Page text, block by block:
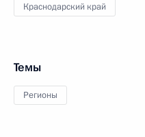
Краснодарский край
Темы
Регионы